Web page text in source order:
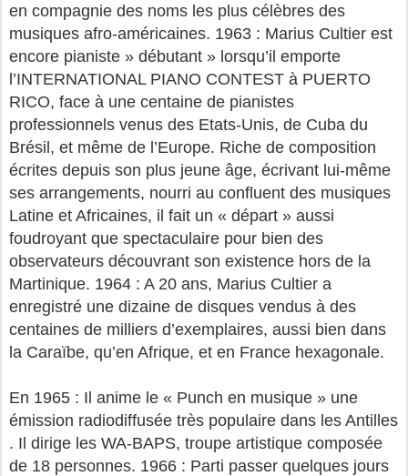
en compagnie des noms les plus célèbres des
musiques afro-américaines. 1963 : Marius Cultier est
encore pianiste » débutant » lorsqu’il emporte
l’INTERNATIONAL PIANO CONTEST à PUERTO
RICO, face à une centaine de pianistes
professionnels venus des Etats-Unis, de Cuba du
Brésil, et même de l’Europe. Riche de composition
écrites depuis son plus jeune âge, écrivant lui-même
ses arrangements, nourri au confluent des musiques
Latine et Africaines, il fait un « départ » aussi
foudroyant que spectaculaire pour bien des
observateurs découvrant son existence hors de la
Martinique. 1964 : A 20 ans, Marius Cultier a
enregistré une dizaine de disques vendus à des
centaines de milliers d’exemplaires, aussi bien dans
la Caraïbe, qu’en Afrique, et en France hexagonale.
En 1965 : Il anime le « Punch en musique » une
émission radiodiffusée très populaire dans les Antilles
. Il dirige les WA-BAPS, troupe artistique composée
de 18 personnes. 1966 : Parti passer quelques jours